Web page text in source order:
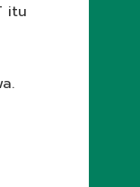
itu